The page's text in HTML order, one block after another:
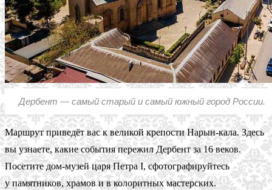
Дербент — самый старый и самый южный город России.
Маршрут приведёт вас к великой крепости Нарын-кала. Здесь
вы узнаете, какие события пережил Дербент за 16 веков.
Посетите дом-музей царя Петра I, сфотографируйтесь
у памятников, храмов и в колоритных мастерских.